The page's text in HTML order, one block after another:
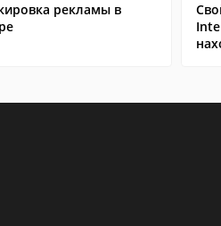
рекламы в